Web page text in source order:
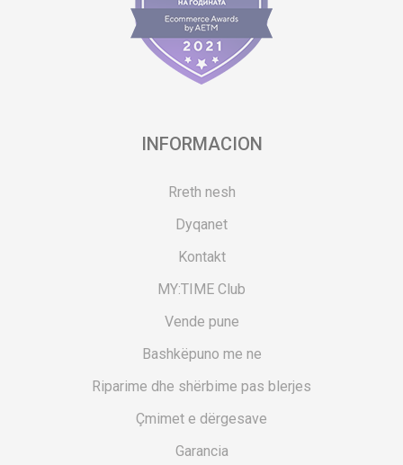
INFORMACION
Rreth nesh
Dyqanet
Kontakt
MY:TIME Club
Vende pune
Bashkëpuno me ne
Riparime dhe shërbime pas blerjes
Çmimet e dërgesave
Garancia